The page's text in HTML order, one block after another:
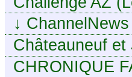
↓ ChannelNews
Châteauneuf et
CHRONIQUE